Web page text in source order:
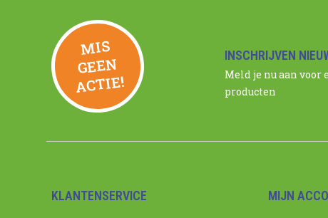
MIS
GEE
N
ACTIE!
INSCHRIJVEN
Meld je nu aan
producten
KLANTENSERVICE MIJN